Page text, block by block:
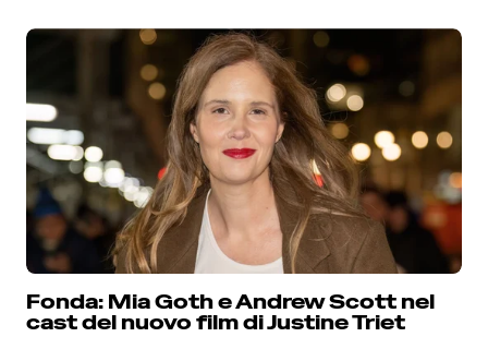
Fonda: Mia Goth e Andrew Scott nel
cast del nuovo film di Justine Triet